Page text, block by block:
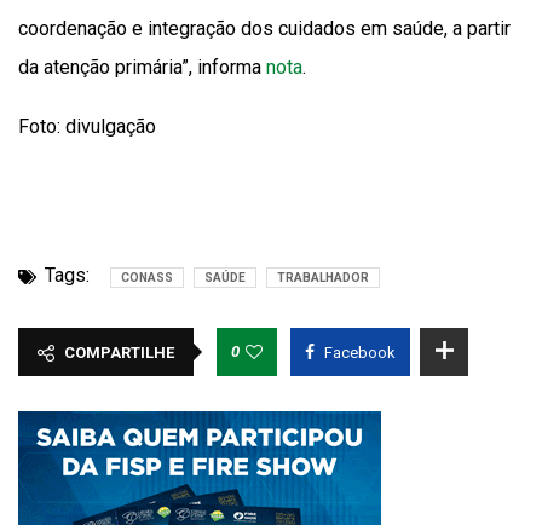
coordenação e integração dos cuidados em saúde, a partir
da atenção primária”, informa nota.
Foto: divulgação
Tags: CONASS SAÚDE TRABALHADOR
COMPARTILHE 0 Facebook